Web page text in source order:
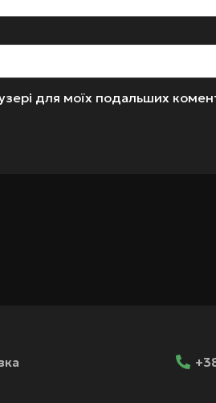
для моїх подальших